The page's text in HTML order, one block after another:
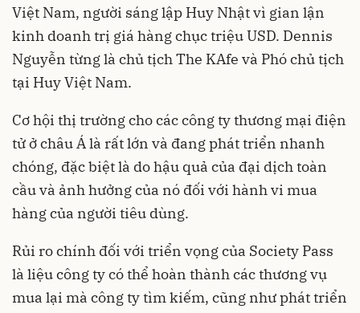
Việt Nam, người sáng lập Huy Nhật vì gian lận
kinh doanh trị giá hàng chục triệu USD. Dennis
Nguyễn từng là chủ tịch The KAfe và Phó chủ tịch
tại Huy Việt Nam.
Cơ hội thị trường cho các công ty thương mại điện
tử ở châu Á là rất lớn và đang phát triển nhanh
chóng, đặc biệt là do hậu quả của đại dịch toàn
cầu và ảnh hưởng của nó đối với hành vi mua
hàng của người tiêu dùng.
Rủi ro chính đối với triển vọng của Society Pass
là liệu công ty có thể hoàn thành các thương vụ
mua lại mà công ty tìm kiếm, cũng như phát triển